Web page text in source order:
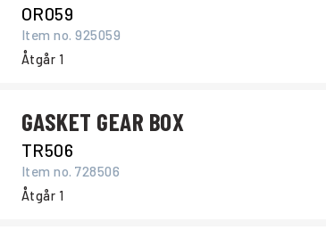
OR059
Item no.925059
Åtgår 1
GASKET GEAR BOX
TR506
Item no.728506
Åtgår 1